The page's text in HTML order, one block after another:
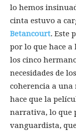
lo hemos
cinta estuvo a
Betancourt. Este
por lo que hace a
los cinco
necesidades de
coherencia a
hace que la
narrativa, lo que
vanguardista,